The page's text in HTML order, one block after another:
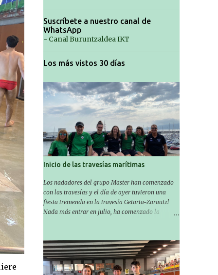
Suscríbete a nuestro canal de
WhatsApp
- Canal Buruntzaldea IKT
Los más vistos 30 días
Inicio de las travesías marítimas
Los nadadores del grupo Master han comenzado
con las travesías y el día de ayer tuvieron una
fiesta tremenda en la travesía Getaria-Zarautz!
Nada más entrar en julio, ha comenzado la
Masters de nuestro equipo! En esta ocasión han
empezado a participar más tarde, pero ya han
estado en tres citas y están muy contentos,
esperando la fecha de su próxima cita. Para